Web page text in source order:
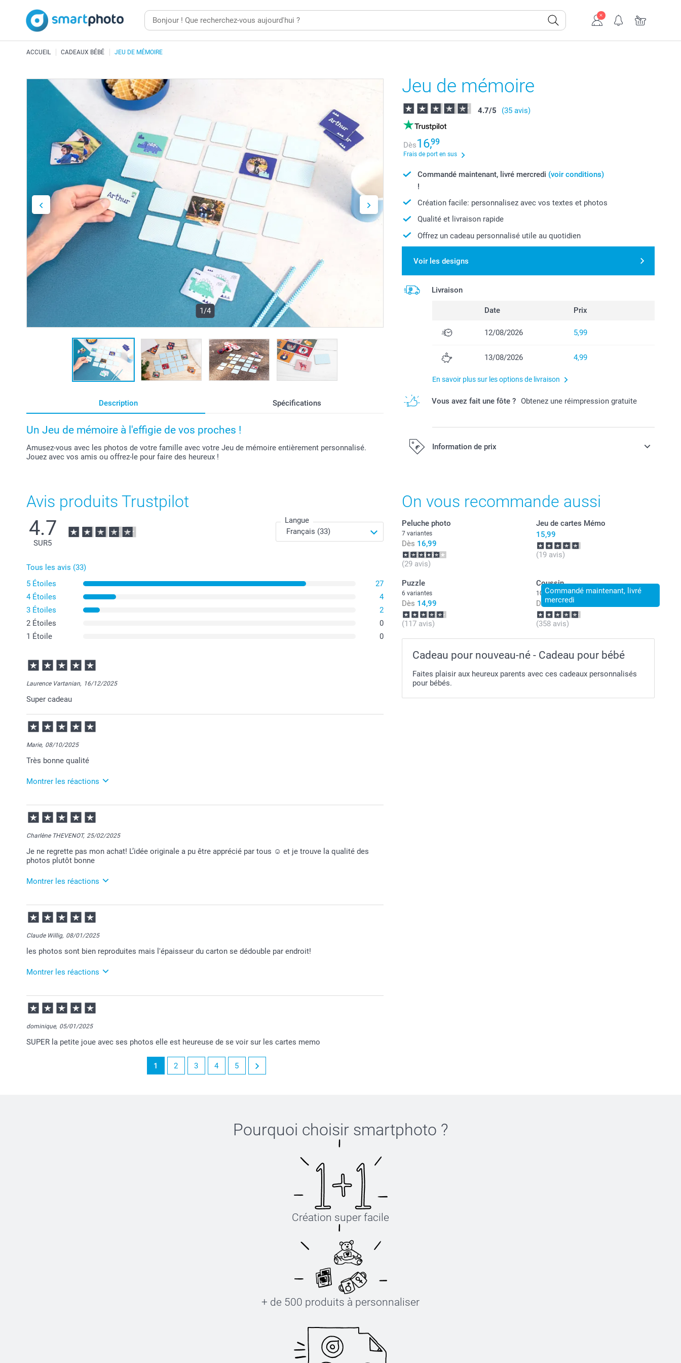
ACCUEIL CADEAUX BÉBÉ JEU DE MÉMOIRE
1/4
Description Spécifications
Un Jeu de mémoire à l'effigie de vos proches !
Amusez-vous avec les photos de votre famille avec votre Jeu de mémoire entièrement personnalisé.
Jouez avec vos amis ou offrez-le pour faire des heureux !
Jeu de mémoire
4.7/5 (35 avis)
Dès16,99
Frais de port en sus
Commandé maintenant, livré mercredi (voir conditions)
!
Création facile: personnalisez avec vos textes et photos
Qualité et livraison rapide
Offrez un cadeau personnalisé utile au quotidien
Voir les designs
Livraison
Date Prix
12/08/2026 5,99
13/08/2026 4,99
En savoir plus sur les options de livraison
Vous avez fait une fôte ? Obtenez une réimpression gratuite
Information de prix
Avis produits Trustpilot
4.7
SUR5
Langue
Tous les avis (33)
5 Étoiles
27
4 Étoiles
4
3 Étoiles
2
2 Étoiles
0
1 Étoile
0
Laurence Vartanian, 16/12/2025
Super cadeau
Marie, 08/10/2025
Très bonne qualité
Montrer les réactions
09/10/2025
08:40
Bonjour Marie,
qualité de votre jeu de mémoire.
Nous restons à votre écoute si besoin et je vous souhaite une belle journée.
Florence@smartphoto
Charlène THEVENOT, 25/02/2025
Je ne regrette pas mon achat! L’idée originale a pu être apprécié par tous ☺️ et je trouve la qualité des
photos plutôt bonne
Montrer les réactions
11/03/2025
10:43
Merci Charlène !
🙂
Bien cordialement,
Claude Willig, 08/01/2025
les photos sont bien reproduites mais l'épaisseur du carton se dédouble par endroit!
Montrer les réactions
12/03/2025
11:54
Bonjour Claude,
dominique, 05/01/2025
SUPER la petite joue avec ses photos elle est heureuse de se voir sur les cartes memo
1 2 3 4 5
On vous recommande aussi
Peluche photo
7 variantes
Dès 16,99
(29 avis)
Jeu de cartes Mémo
15,99
(19 avis)
Puzzle
6 variantes
Dès 14,99
(117 avis)
Commandé maintenant, livré
mercredi
Coussin
10+ variantes
Dès 20,99
(358 avis)
Cadeau pour nouveau-né - Cadeau pour bébé
Faites plaisir aux heureux parents avec ces cadeaux personnalisés
pour bébés.
Pourquoi choisir smartphoto ?
Création super facile
+ de 500 produits à personnaliser